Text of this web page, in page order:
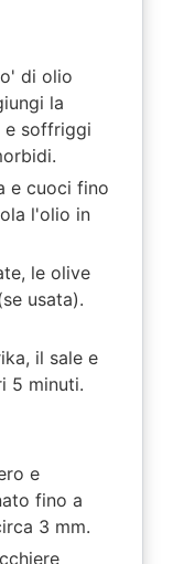
di olio
la
e soffriggi
e cuoci fino
l'olio in
le olive
usata).
il sale e
5 minuti.
e
fino a
3 mm.